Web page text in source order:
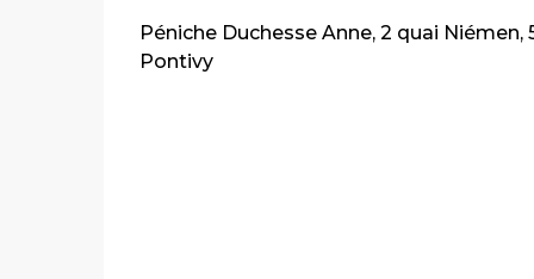
Péniche Duchesse Anne, 2 quai Niémen,
Pontivy